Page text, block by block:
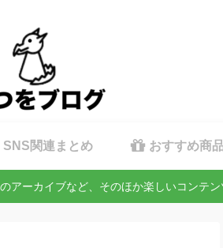
SNS関連まとめ おすすめ商
ーカイブなど、そのほか楽しいコンテ